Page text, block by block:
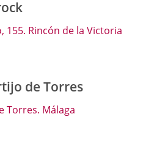
155. Rincón de la Victoria
de Torres
Torres. Málaga